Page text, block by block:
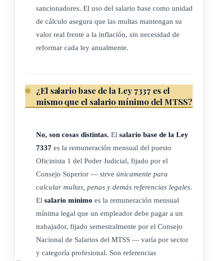
sancionadores. El uso del salario base como unidad
de cálculo asegura que las multas mantengan su
valor real frente a la inflación, sin necesidad de
reformar cada ley anualmente.
¿El salario base de la Ley 7337 es el
mismo que el salario mínimo del MTSS?
No, son cosas distintas. El salario base de la Ley
7337 es la remuneración mensual del puesto
Oficinista 1 del Poder Judicial, fijado por el
Consejo Superior — sirve únicamente para
calcular multas, penas y demás referencias legales.
El salario mínimo es la remuneración mensual
mínima legal que un empleador debe pagar a un
trabajador, fijado semestralmente por el Consejo
Nacional de Salarios del MTSS — varía por sector
y categoría profesional. Son referencias